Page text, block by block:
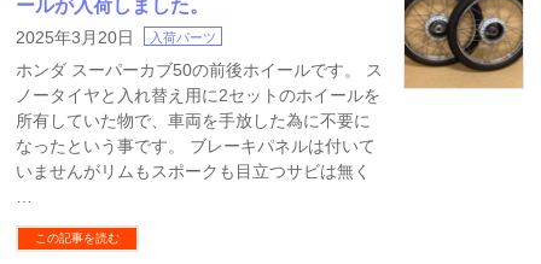
ールが入荷しました。
2025年3月20日 入荷パーツ
ホンダ スーパーカブ50の前後ホイールです。 ス
ノータイヤと入れ替え用に2セットのホイールを
所有していた物で、車両を手放した為に不要に
なったという事です。 ブレーキパネルは付いて
いませんがリムもスポークも目立つサビは無く
この記事を読む